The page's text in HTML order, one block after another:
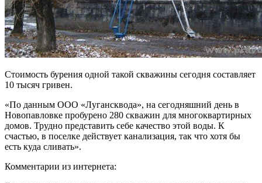
Стоимость бурения одной такой скважины сегодня составляет
10 тысяч гривен.
«По данным ООО «Лугансквода», на сегодняшний день в
Новопавловке пробурено 280 скважин для многоквартирных
домов. Трудно представить себе качество этой воды. К
счастью, в поселке действует канализация, так что хотя бы
есть куда сливать».
Комментарии из интернета: